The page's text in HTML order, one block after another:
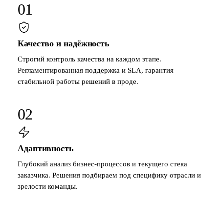
01
Качество и надёжность
Строгий контроль качества на каждом этапе.
Регламентированная поддержка и SLA, гарантия
стабильной работы решений в проде.
02
Адаптивность
Глубокий анализ бизнес-процессов и текущего стека
заказчика. Решения подбираем под специфику отрасли и
зрелости команды.